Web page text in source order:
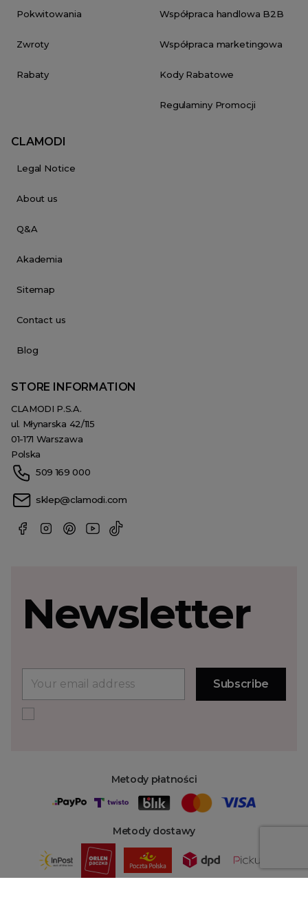
Pokwitowania
Zwroty
Rabaty
Współpraca handlowa B2B
Współpraca marketingowa
Kody Rabatowe
Regulaminy Promocji
CLAMODI
Legal Notice
About us
Q&A
Akademia
Sitemap
Contact us
Blog
STORE INFORMATION
CLAMODI P.S.A.
ul. Młynarska 42/115
01-171 Warszawa
Polska
509 169 000
sklep@clamodi.com
Metody płatności
Metody dostawy
Newsletter